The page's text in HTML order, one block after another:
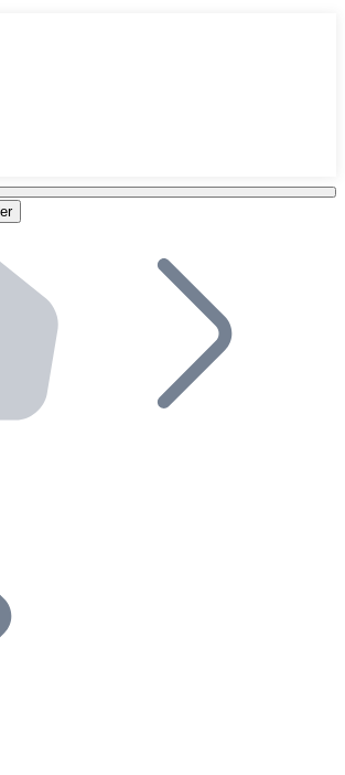
solución en tu plataforma.
Bitnovo en tu negocio y permite que
API en tu ecosistema.
red de distribuidores.
a nuestro ecosistema.